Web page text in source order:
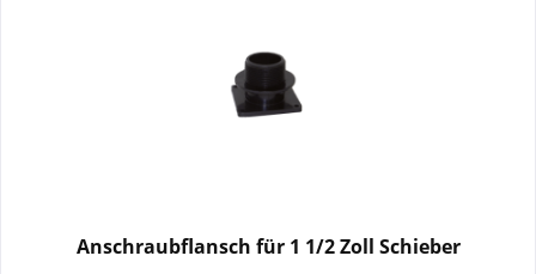
Anschraubflansch für 1 1/2 Zoll Schieber